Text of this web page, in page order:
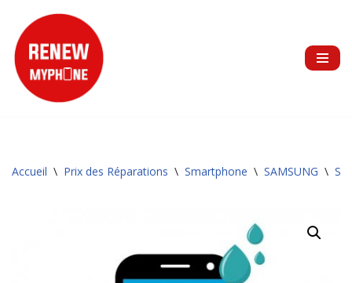
Aller
au
contenu
Accueil \ Prix des Réparations \ Smartphone \ SAMSUNG \